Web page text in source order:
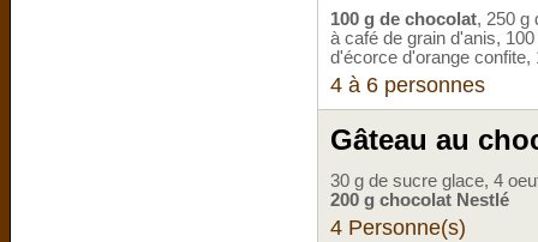
100 g de chocolat, 250 g
à café de grain d'anis,
d'écorce d'orange confite,
4 à 6 personnes
Gâteau au
30 g de sucre glace, 4
200 g chocolat Nestlé
4 Personne(s)